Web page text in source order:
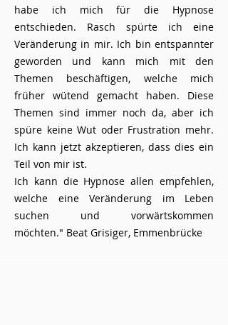
habe ich mich für die Hypnose
entschieden. Rasch spürte ich eine
Veränderung in mir. Ich bin entspannter
geworden und kann mich mit den
Themen beschäftigen, welche mich
früher wütend gemacht haben. Diese
Themen sind immer noch da, aber ich
spüre keine Wut oder Frustration mehr.
Ich kann jetzt akzeptieren, dass dies ein
Teil von mir ist.
​Ich kann die Hypnose allen empfehlen,
welche eine Veränderung im Leben
suchen und vorwärtskommen
möchten." Beat Grisiger, Emmenbrücke